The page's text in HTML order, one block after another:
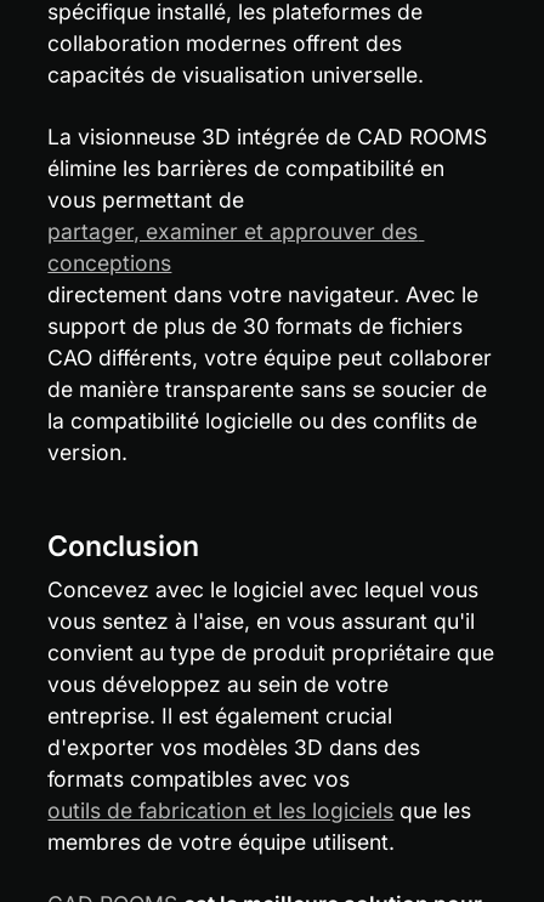
spécifique installé, les plateformes de
collaboration modernes offrent des
capacités de visualisation universelle.
La visionneuse 3D intégrée de CAD ROOMS
élimine les barrières de compatibilité en
vous permettant de
partager, examiner et approuver des
conceptions
directement dans votre navigateur. Avec le
support de plus de 30 formats de fichiers
CAO différents, votre équipe peut collaborer
de manière transparente sans se soucier de
la compatibilité logicielle ou des conflits de
version.
Conclusion
Concevez avec le logiciel avec lequel vous
vous sentez à l'aise, en vous assurant qu'il
convient au type de produit propriétaire que
vous développez au sein de votre
entreprise. Il est également crucial
d'exporter vos modèles 3D dans des
formats compatibles avec vos
outils de fabrication et les logiciels que les
membres de votre équipe utilisent.